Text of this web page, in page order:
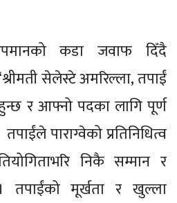
कडा जवाफ दिँदै
सेलेस्टे अमरिल्ला, तपाईं
र आफ्नो पदका लागि पूर्ण
पाराग्वेको प्रतिनिधित्व
निकै सम्मान र
तपाईंको मूर्खता र खुल्ला